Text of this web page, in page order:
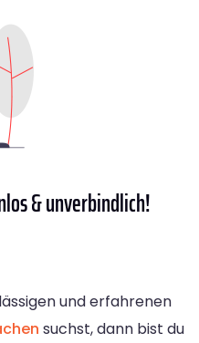
& unverbindlich!
und erfahrenen
suchst, dann bist du